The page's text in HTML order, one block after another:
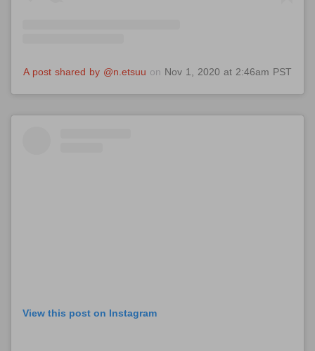
A post shared by @n.etsuu on Nov 1, 2020 at 2:46am PST
View this post on Instagram